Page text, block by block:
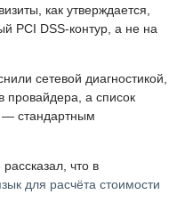
как утверждается,
PCI DSS-контур, а не на
сетевой диагностикой,
а список
— стандартным
что в
для расчёта стоимости